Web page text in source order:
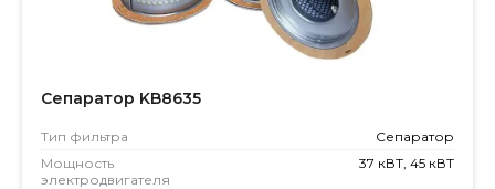
Сепаратор KB8635
Тип фильтра
Сепаратор
Мощность
электродвигателя
37 кВТ, 45 кВТ